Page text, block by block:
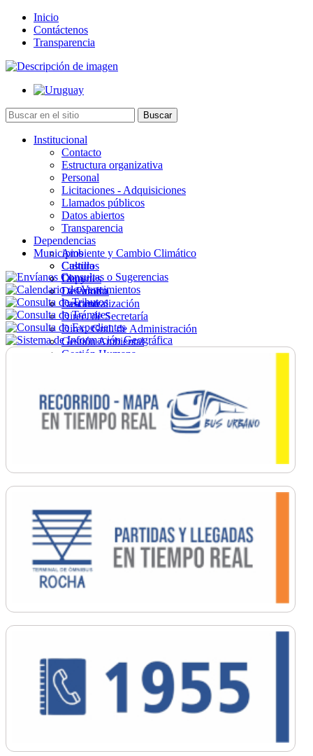
Inicio
Contáctenos
Transparencia
Institucional
Contacto
Estructura organizativa
Personal
Licitaciones - Adquisiciones
Llamados públicos
Datos abiertos
Transparencia
Dependencias
Ambiente y Cambio Climático
Cultura
Deportes
Desarrollo
Descentralización
Direc. de Secretaría
Direc. Gral. de Administración
Gestión Ambiental
Gestión Humana
Ordenamiento
Promoción Social
Salud
Secretaría General
Municipios
Castillos
Chuy
La Paloma
Lascano